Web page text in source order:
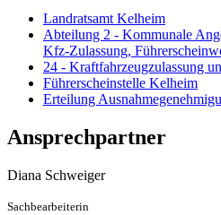
Landratsamt Kelheim
Abteilung 2 - Kommunale
Kfz-Zulassung,
24 - Kraftfahrzeugzulassung
Führerscheinstelle Kelheim
Erteilung
Ansprechpartner
Diana Schweiger
Sachbearbeiterin